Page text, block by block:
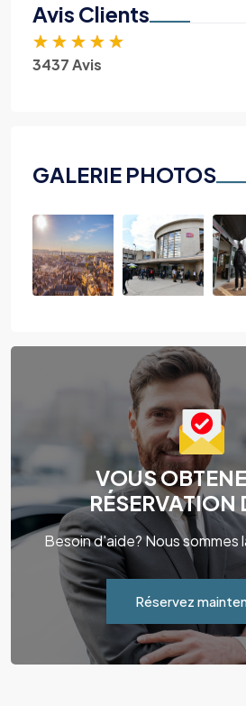
Avis Clients
★ ★ ★ ★ ★
3437 Avis
GALERIE PHOTOS
VOUS
RÉSERVATION
Besoin d'aide? Nous sommes
Réservez